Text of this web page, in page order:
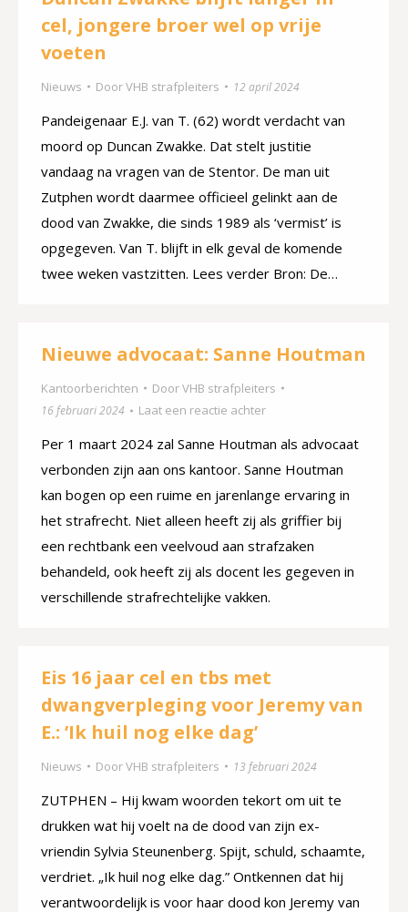
cel, jongere broer wel op vrije
voeten
Nieuws DoorVHB strafpleiters 12 april 2024
Pandeigenaar E.J. van T. (62) wordt verdacht van
moord op Duncan Zwakke. Dat stelt justitie
vandaag na vragen van de Stentor. De man uit
Zutphen wordt daarmee officieel gelinkt aan de
dood van Zwakke, die sinds 1989 als ‘vermist’ is
opgegeven. Van T. blijft in elk geval de komende
twee weken vastzitten. Lees verder Bron: De…
Nieuwe advocaat: Sanne Houtman
Kantoorberichten DoorVHB strafpleiters
16 februari 2024 Laat een reactie achter
Per 1 maart 2024 zal Sanne Houtman als advocaat
verbonden zijn aan ons kantoor. Sanne Houtman
kan bogen op een ruime en jarenlange ervaring in
het strafrecht. Niet alleen heeft zij als griffier bij
een rechtbank een veelvoud aan strafzaken
behandeld, ook heeft zij als docent les gegeven in
verschillende strafrechtelijke vakken.
Eis 16 jaar cel en tbs met
dwangverpleging voor Jeremy van
E.: ’Ik huil nog elke dag’
Nieuws DoorVHB strafpleiters 13 februari 2024
ZUTPHEN – Hij kwam woorden tekort om uit te
drukken wat hij voelt na de dood van zijn ex-
vriendin Sylvia Steunenberg. Spijt, schuld, schaamte,
verdriet. „Ik huil nog elke dag.” Ontkennen dat hij
verantwoordelijk is voor haar dood kon Jeremy van